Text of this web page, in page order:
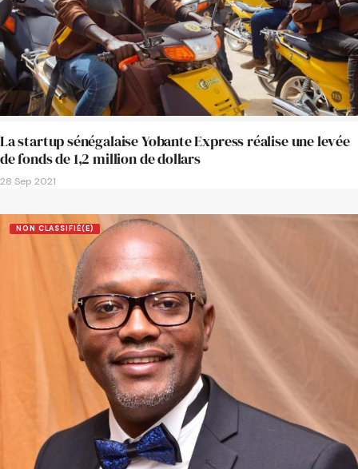
La startup sénégalaise Yobante Express réalise une levée
de fonds de 1,2 million de dollars
28 Sep 2021
NON CLASSIFIÉ(E)